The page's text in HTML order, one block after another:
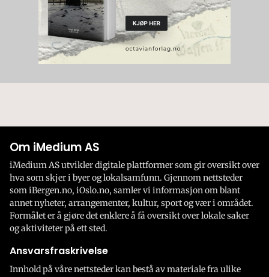
Om iMedium AS
iMedium AS utvikler digitale plattformer som gir oversikt over
hva som skjer i byer og lokalsamfunn. Gjennom nettsteder
som iBergen.no, iOslo.no, samler vi informasjon om blant
annet nyheter, arrangementer, kultur, sport og vær i området.
Formålet er å gjøre det enklere å få oversikt over lokale saker
og aktiviteter på ett sted.
Ansvarsfraskrivelse
Innhold på våre nettsteder kan bestå av materiale fra ulike